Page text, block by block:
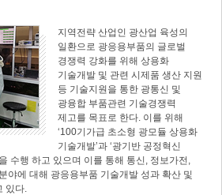
지역전략 산업인 광산업 육성의
일환으로 광응용부품의 글로벌
경쟁력 강화를 위해 상용화
기술개발 및 관련 시제품 생산 지원
등 기술지원을 통한 광통신 및
광융합 부품관련 기술경쟁력
제고를 목표로 한다. 이를 위해
‘100기가급 초소형 광모듈 상용화
기술개발’과 ‘광기반 공정혁신
수행 하고 있으며 이를 통해 통신, 정보가전,
야에 대해 광응용부품 기술개발 성과 확산 및
있다.